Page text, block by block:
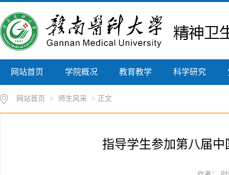
网站首页 学院概况 教育教学 科学研究
网站首页 > 师生风采 > 正文
指导学生参加第八届